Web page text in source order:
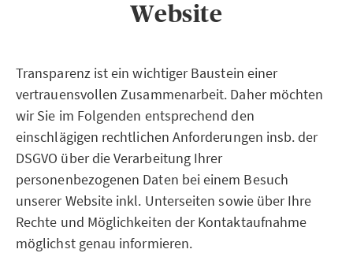
Website
Transparenz ist ein wichtiger Baustein einer
vertrauensvollen Zusammenarbeit. Daher möchten
wir Sie im Folgenden entsprechend den
einschlägigen rechtlichen Anforderungen insb. der
DSGVO über die Verarbeitung Ihrer
personenbezogenen Daten bei einem Besuch
unserer Website inkl. Unterseiten sowie über Ihre
Rechte und Möglichkeiten der Kontaktaufnahme
möglichst genau informieren.